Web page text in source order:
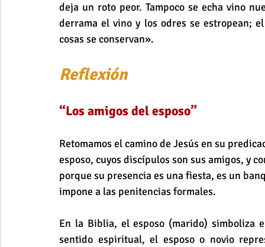
deja un roto peor. Tampoco se echa vino
derrama el vino y los odres se estropean;
cosas se conservan».
Reflexión
“Los amigos del esposo”
Retomamos el camino de Jesús en su
esposo, cuyos discípulos son sus amigos, y
porque su presencia es una fiesta, es un
impone a las penitencias formales.
En la Biblia, el esposo (marido) simboliza
sentido espiritual, el esposo o novio